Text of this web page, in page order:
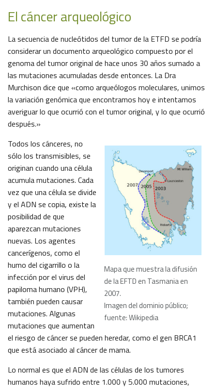
El cáncer arqueológico
La secuencia de nucleótidos del tumor de la ETFD se podría
considerar un documento arqueológico compuesto por el
genoma del tumor original de hace unos 30 años sumado a
las mutaciones acumuladas desde entonces. La Dra
Murchison dice que «como arqueólogos moleculares, unimos
la variación genómica que encontramos hoy e intentamos
averiguar lo que ocurrió con el tumor original, y lo que ocurrió
después.»
Mapa que muestra la difusión
de la EFTD en Tasmania en
2007.
Imagen del dominio público;
fuente: Wikipedia
Todos los cánceres, no
sólo los transmisibles, se
originan cuando una célula
acumula mutaciones. Cada
vez que una célula se divide
y el ADN se copia, existe la
posibilidad de que
aparezcan mutaciones
nuevas. Los agentes
cancerígenos, como el
humo del cigarrillo o la
infección por el virus del
papiloma humano (VPH),
también pueden causar
mutaciones. Algunas
mutaciones que aumentan
el riesgo de cáncer se pueden heredar, como el gen BRCA1
que está asociado al cáncer de mama.
Lo normal es que el ADN de las células de los tumores
humanos haya sufrido entre 1.000 y 5.000 mutaciones,